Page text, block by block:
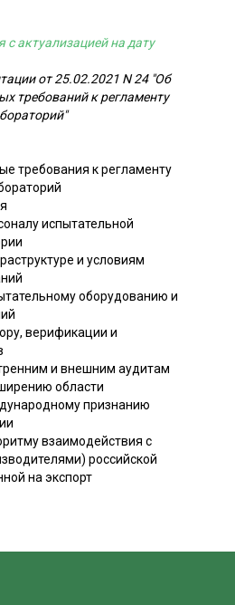
с актуализацией на дату
от 25.02.2021 N 24 "Об
требований к регламенту
требования к регламенту
испытательной
и условиям
оборудованию и
верификации и
и внешним аудитам
области
признанию
взаимодействия с
российской
на экспорт